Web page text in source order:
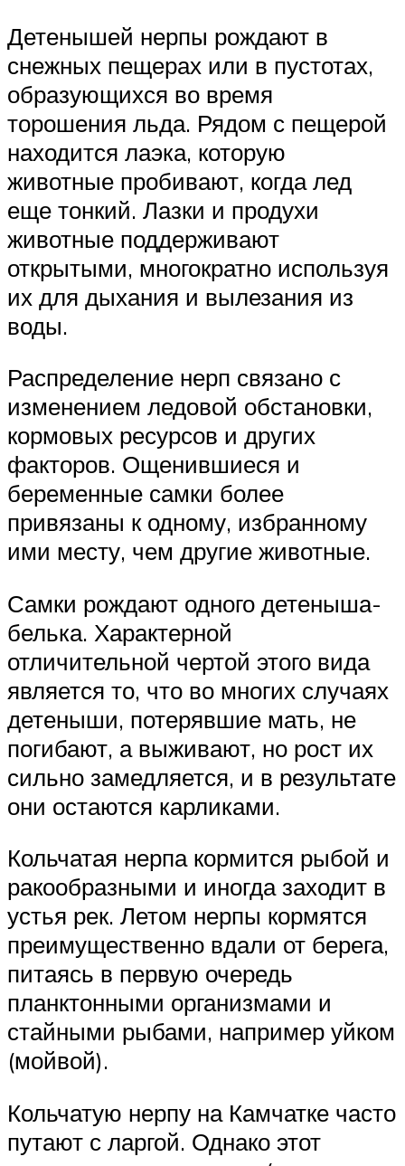
Детенышей нерпы рождают в
снежных пещерах или в пустотах,
образующихся во время
торошения льда. Рядом с пещерой
находится лаэка, которую
животные пробивают, когда лед
еще тонкий. Лазки и продухи
животные поддерживают
открытыми, многократно используя
их для дыхания и вылезания из
воды.
Распределение нерп связано с
изменением ледовой обстановки,
кормовых ресурсов и других
факторов. Ощенившиеся и
беременные самки более
привязаны к одному, избранному
ими месту, чем другие животные.
Самки рождают одного детеныша-
белька. Характерной
отличительной чертой этого вида
является то, что во многих случаях
детеныши, потерявшие мать, не
погибают, а выживают, но рост их
сильно замедляется, и в результате
они остаются карликами.
Кольчатая нерпа кормится рыбой и
ракообразными и иногда заходит в
устья рек. Летом нерпы кормятся
преимущественно вдали от берега,
питаясь в первую очередь
планктонными организмами и
стайными рыбами, например уйком
(мойвой).
Кольчатую нерпу на Камчатке часто
путают с ларгой. Однако этот